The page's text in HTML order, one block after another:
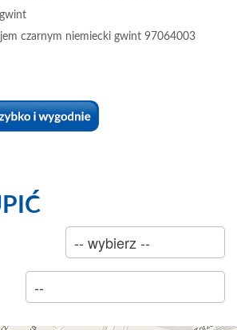
czarnym niemiecki gwint 97064003